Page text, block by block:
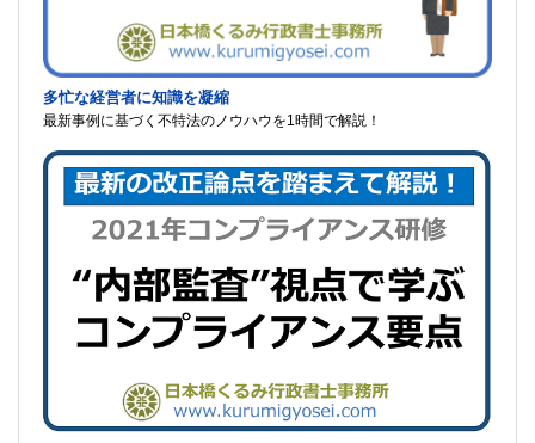
多忙な経営者に知識を凝縮
最新事例に基づく不特法のノウハウを1時間で解説！